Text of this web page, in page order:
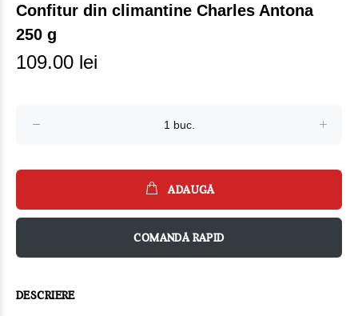
Confitur din climantine Charles Antona
250 g
109.00 lei
ADAUGĂ
COMANDĂ RAPID
DESCRIERE